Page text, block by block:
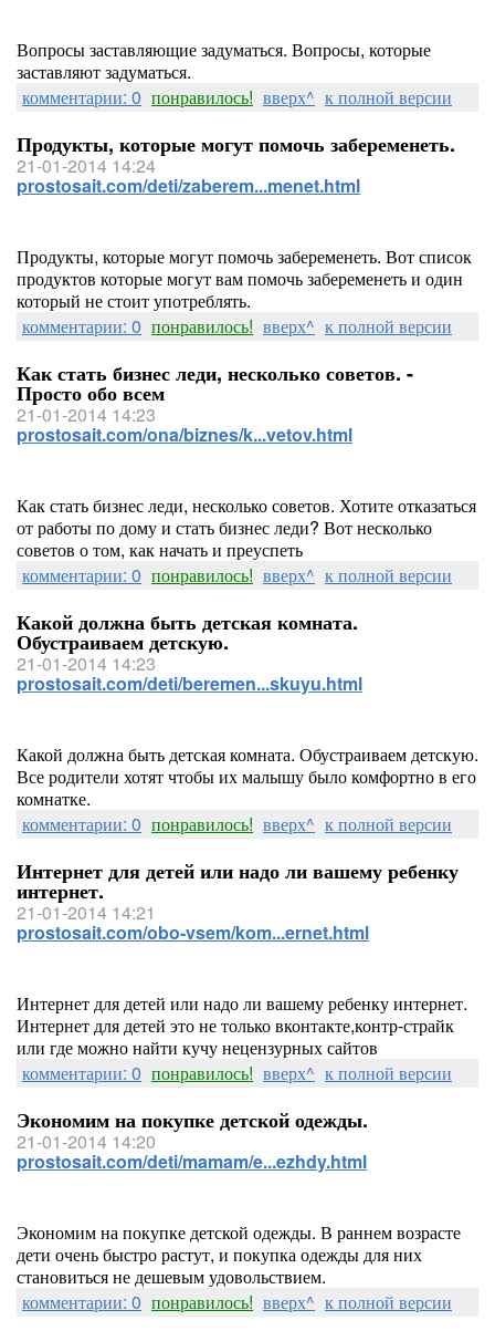
Вопросы заставляющие задуматься. Вопросы, которые
заставляют задуматься.
комментарии: 0 понравилось! вверх^ к полной версии
Продукты, которые могут помочь забеременеть.
21-01-2014 14:24
prostosait.com/deti/zaberem...menet.html
Продукты, которые могут помочь забеременеть. Вот список
продуктов которые могут вам помочь забеременеть и один
который не стоит употреблять.
комментарии: 0 понравилось! вверх^ к полной версии
Как стать бизнес леди, несколько советов. -
Просто обо всем
21-01-2014 14:23
prostosait.com/ona/biznes/k...vetov.html
Как стать бизнес леди, несколько советов. Хотите отказаться
от работы по дому и стать бизнес леди? Вот несколько
советов о том, как начать и преуспеть
комментарии: 0 понравилось! вверх^ к полной версии
Какой должна быть детская комната.
Обустраиваем детскую.
21-01-2014 14:23
prostosait.com/deti/beremen...skuyu.html
Какой должна быть детская комната. Обустраиваем детскую.
Все родители хотят чтобы их малышу было комфортно в его
комнатке.
комментарии: 0 понравилось! вверх^ к полной версии
Интернет для детей или надо ли вашему ребенку
интернет.
21-01-2014 14:21
prostosait.com/obo-vsem/kom...ernet.html
Интернет для детей или надо ли вашему ребенку интернет.
Интернет для детей это не только вконтакте,контр-страйк
или где можно найти кучу нецензурных сайтов
комментарии: 0 понравилось! вверх^ к полной версии
Экономим на покупке детской одежды.
21-01-2014 14:20
prostosait.com/deti/mamam/e...ezhdy.html
Экономим на покупке детской одежды. В раннем возрасте
дети очень быстро растут, и покупка одежды для них
становиться не дешевым удовольствием.
комментарии: 0 понравилось! вверх^ к полной версии